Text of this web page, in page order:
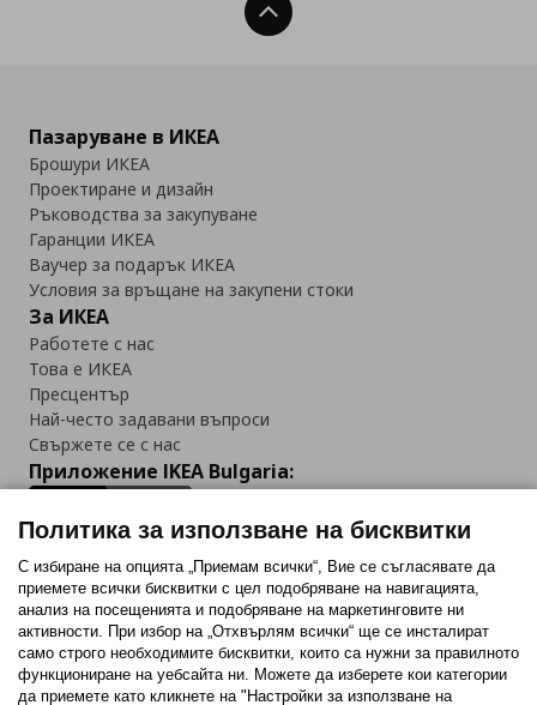
Нагоре
Пазаруване в ИКЕА
Брошури ИКЕА
Проектиране и дизайн
Ръководства за закупуване
Гаранции ИКЕА
Ваучер за подарък ИКЕА
Условия за връщане на закупени стоки
За ИКЕА
Работете с нас
Това е ИКЕА
Пресцентър
Най-често задавани въпроси
Свържете се с нас
Приложение IKEA Bulgaria:
Последвайте ни:
FacebookTwitterYoutubePinterestInstagram
Политика за използване на бисквитки
С избиране на опцията „Приемам всички“, Вие се съгласявате да
приемете всички бисквитки с цел подобряване на навигацията,
анализ на посещенията и подобряване на маркетинговите ни
активности. При избор на „Отхвърлям всички“ ще се инсталират
само строго необходимитe бисквитки, които са нужни за правилното
функциониране на уебсайта ни. Можете да изберете кои категории
да приемете като кликнете на "Настройки за използване на